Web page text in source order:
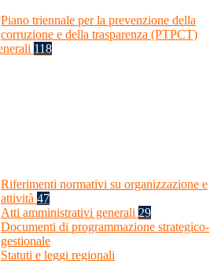
Piano triennale per la prevenzione della
corruzione e della trasparenza (PTPCT)
118
Riferimenti normativi su organizzazione e
attività 47
Atti amministrativi generali 29
Documenti di programmazione strategico-
gestionale
Statuti e leggi regionali